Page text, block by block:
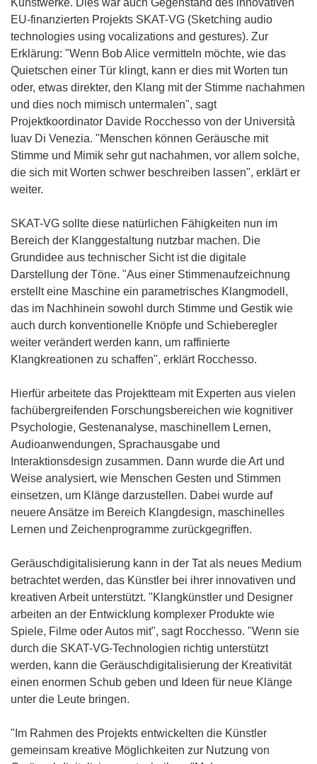
EU-finanzierten Projekts SKAT-VG (Sketching audio
technologies using vocalizations and gestures). Zur
Erklärung: "Wenn Bob Alice vermitteln möchte, wie das
Quietschen einer Tür klingt, kann er dies mit Worten tun
oder, etwas direkter, den Klang mit der Stimme nachahmen
und dies noch mimisch untermalen", sagt
Projektkoordinator Davide Rocchesso von der Università
Iuav Di Venezia. "Menschen können Geräusche mit
Stimme und Mimik sehr gut nachahmen, vor allem solche,
die sich mit Worten schwer beschreiben lassen", erklärt er
weiter.
SKAT-VG sollte diese natürlichen Fähigkeiten nun im
Bereich der Klanggestaltung nutzbar machen. Die
Grundidee aus technischer Sicht ist die digitale
Darstellung der Töne. "Aus einer Stimmenaufzeichnung
erstellt eine Maschine ein parametrisches Klangmodell,
das im Nachhinein sowohl durch Stimme und Gestik wie
auch durch konventionelle Knöpfe und Schieberegler
weiter verändert werden kann, um raffinierte
Klangkreationen zu schaffen", erklärt Rocchesso.
Hierfür arbeitete das Projektteam mit Experten aus vielen
fachübergreifenden Forschungsbereichen wie kognitiver
Psychologie, Gestenanalyse, maschinellem Lernen,
Audioanwendungen, Sprachausgabe und
Interaktionsdesign zusammen. Dann wurde die Art und
Weise analysiert, wie Menschen Gesten und Stimmen
einsetzen, um Klänge darzustellen. Dabei wurde auf
neuere Ansätze im Bereich Klangdesign, maschinelles
Lernen und Zeichenprogramme zurückgegriffen.
Geräuschdigitalisierung kann in der Tat als neues Medium
betrachtet werden, das Künstler bei ihrer innovativen und
kreativen Arbeit unterstützt. "Klangkünstler und Designer
arbeiten an der Entwicklung komplexer Produkte wie
Spiele, Filme oder Autos mit", sagt Rocchesso. "Wenn sie
durch die SKAT-VG-Technologien richtig unterstützt
werden, kann die Geräuschdigitalisierung der Kreativität
einen enormen Schub geben und Ideen für neue Klänge
unter die Leute bringen.
"Im Rahmen des Projekts entwickelten die Künstler
gemeinsam kreative Möglichkeiten zur Nutzung von